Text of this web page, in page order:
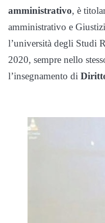
amministrativo, è
amministrativo e
l’università degli Studi
2020, sempre nello
l’insegnamento di